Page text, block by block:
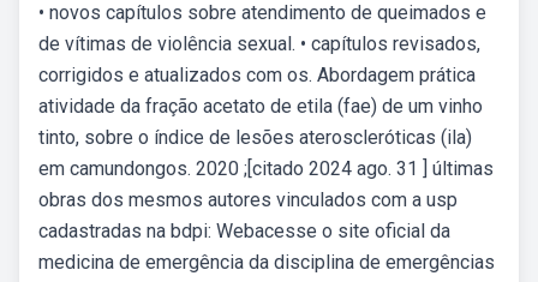
• novos capítulos sobre atendimento de queimados e
de vítimas de violência sexual. • capítulos revisados,
corrigidos e atualizados com os. Abordagem prática
atividade da fração acetato de etila (fae) de um vinho
tinto, sobre o índice de lesões ateroscleróticas (ila)
em camundongos. 2020 ;[citado 2024 ago. 31 ] últimas
obras dos mesmos autores vinculados com a usp
cadastradas na bdpi: Webacesse o site oficial da
medicina de emergência da disciplina de emergências